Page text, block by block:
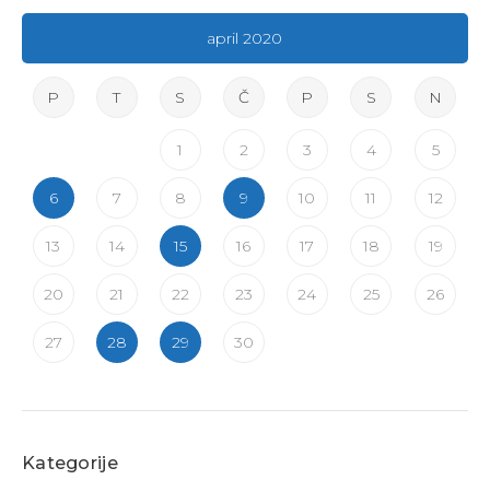
april 2020
P T S Č P S N
1 2 3 4 5
6 7 8 9 10 11 12
13 14 15 16 17 18 19
20 21 22 23 24 25 26
27 28 29 30
Kategorije